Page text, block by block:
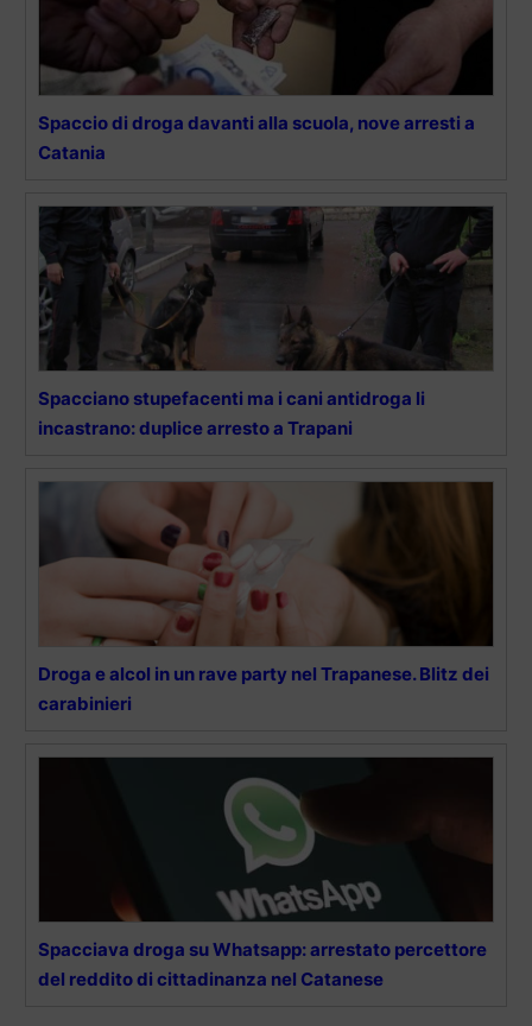
Spaccio di droga davanti alla scuola, nove arresti a
Catania
Spacciano stupefacenti ma i cani antidroga li
incastrano: duplice arresto a Trapani
Droga e alcol in un rave party nel Trapanese. Blitz dei
carabinieri
Spacciava droga su Whatsapp: arrestato percettore
del reddito di cittadinanza nel Catanese